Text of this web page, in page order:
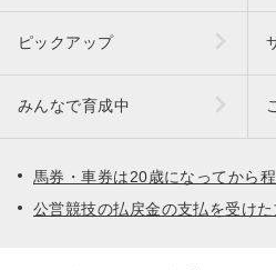
ピックアップ
みんなで育成中
馬券・車券は20歳になってから
公営競技の払戻金の支払を受け